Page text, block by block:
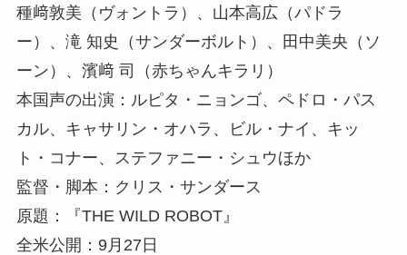
種﨑敦美（ヴォントラ）、山本高広（パドラ
ー）、滝 知史（サンダーボルト）、田中美央（ソ
ーン）、濱﨑 司（赤ちゃんキラリ）
本国声の出演：ルピタ・ニョンゴ、ペドロ・パス
カル、キャサリン・オハラ、ビル・ナイ、キッ
ト・コナー、ステファニー・シュウほか
監督・脚本：クリス・サンダース
原題：『THE WILD ROBOT』
全米公開：9月27日